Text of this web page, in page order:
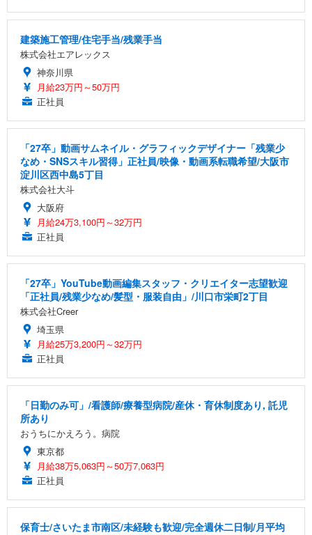
建築施工管理/住宅手当/残業手当
株式会社エアレックス
神奈川県
月給23万円～50万円
正社員
「27卒」動画サムネイル・グラフィックデザイナー「残業少
なめ・SNSスキル習得」正社員/映像・動画系転職希望/大阪市
淀川区西中島5丁目
株式会社大斗
大阪府
月給24万3,100円～32万円
正社員
「27卒」YouTube動画編集スタッフ・クリエイター志望歓迎
「正社員/残業少なめ/髪型・服装自由」/川口市栄町2丁目
株式会社Creer
埼玉県
月給25万3,200円～32万円
正社員
「日勤のみ可」/看護師/療養型病院/産休・育休制度あり, 託児
所あり
おうちにかえろう。病院
東京都
月給38万5,063円～50万7,063円
正社員
保育士/さいたま市南区/未経験も歓迎/完全週休二日制/月平均